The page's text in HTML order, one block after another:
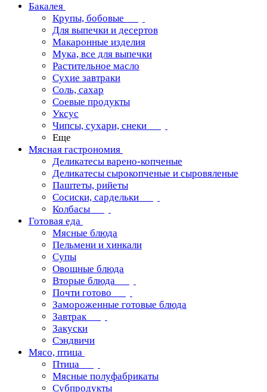
Бакалея
Крупы, бобовые
Для выпечки и десертов
Макаронные изделия
Мука, все для выпечки
Растительное масло
Сухие завтраки
Соль, сахар
Соевые продукты
Уксус
Чипсы, сухари, снеки
Еще
Мясная гастрономия
Деликатесы варено-копченые
Деликатесы сырокопченые и сыровяленые
Паштеты, рийеты
Сосиски, сардельки
Колбасы
Готовая еда
Мясные блюда
Пельмени и хинкали
Супы
Овощные блюда
Вторые блюда
Почти готово
Замороженные готовые блюда
Завтрак
Закуски
Сэндвичи
Мясо, птица
Птица
Мясные полуфабрикаты
Субпродукты